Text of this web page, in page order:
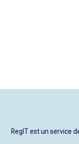
RegIT est un service